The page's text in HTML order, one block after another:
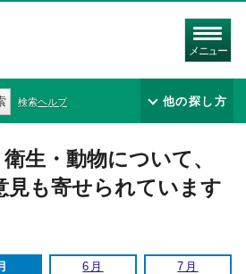
メニュー
検索ヘルプ 他の探し方
生・動物について、
見も寄せられています
6月 7月